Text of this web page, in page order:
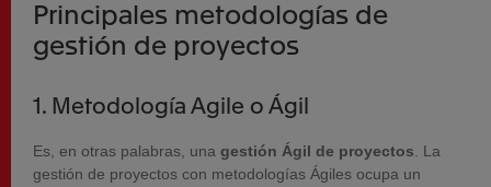
Principales metodologías de
gestión de proyectos
1. Metodología Agile o Ágil
Es, en otras palabras, una gestión Ágil de proyectos . La
gestión de proyectos con metodologías Ágiles ocupa un